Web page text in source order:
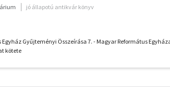
jó állapotú antikvár könyv
Egyház Gyűjteményi Összeírása 7. - Magyar Református
kötete
szűrők